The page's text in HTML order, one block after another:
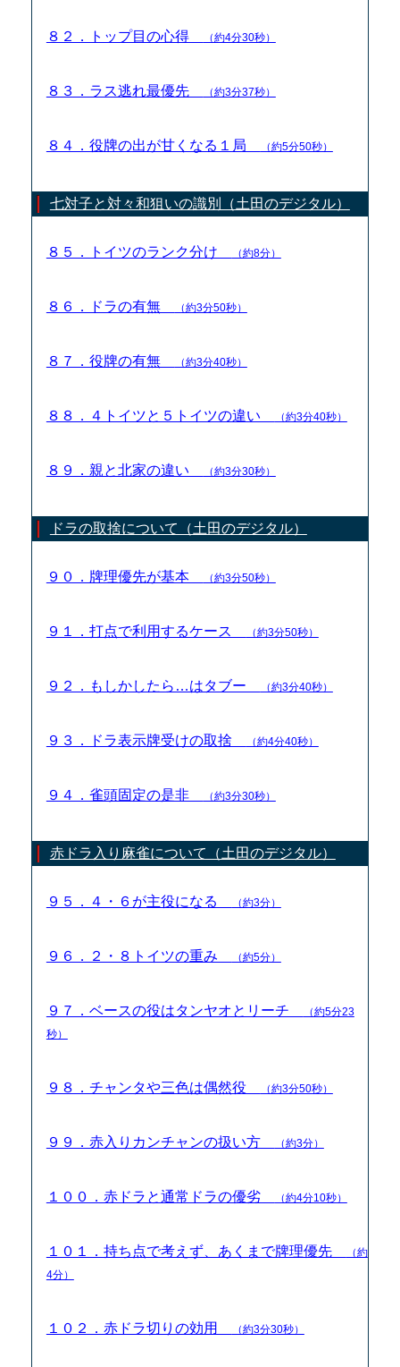
８２．トップ目の心得 （約4分30秒）
８３．ラス逃れ最優先 （約3分37秒）
８４．役牌の出が甘くなる１局 （約5分50秒）
七対子と対々和狙いの識別（土田のデジタル）
８５．トイツのランク分け （約8分）
８６．ドラの有無 （約3分50秒）
８７．役牌の有無 （約3分40秒）
８８．４トイツと５トイツの違い （約3分40秒）
８９．親と北家の違い （約3分30秒）
ドラの取捨について（土田のデジタル）
９０．牌理優先が基本 （約3分50秒）
９１．打点で利用するケース （約3分50秒）
９２．もしかしたら…はタブー （約3分40秒）
９３．ドラ表示牌受けの取捨 （約4分40秒）
９４．雀頭固定の是非 （約3分30秒）
赤ドラ入り麻雀について（土田のデジタル）
９５．４・６が主役になる （約3分）
９６．２・８トイツの重み （約5分）
９７．ベースの役はタンヤオとリーチ
（約5分23
秒）
９８．チャンタや三色は偶然役 （約3分50秒）
９９．赤入りカンチャンの扱い方 （約3分）
１００．赤ドラと通常ドラの優劣 （約4分10秒）
１０１．持ち点で考えず、あくまで牌理優先
（約
4分）
１０２．赤ドラ切りの効用 （約3分30秒）